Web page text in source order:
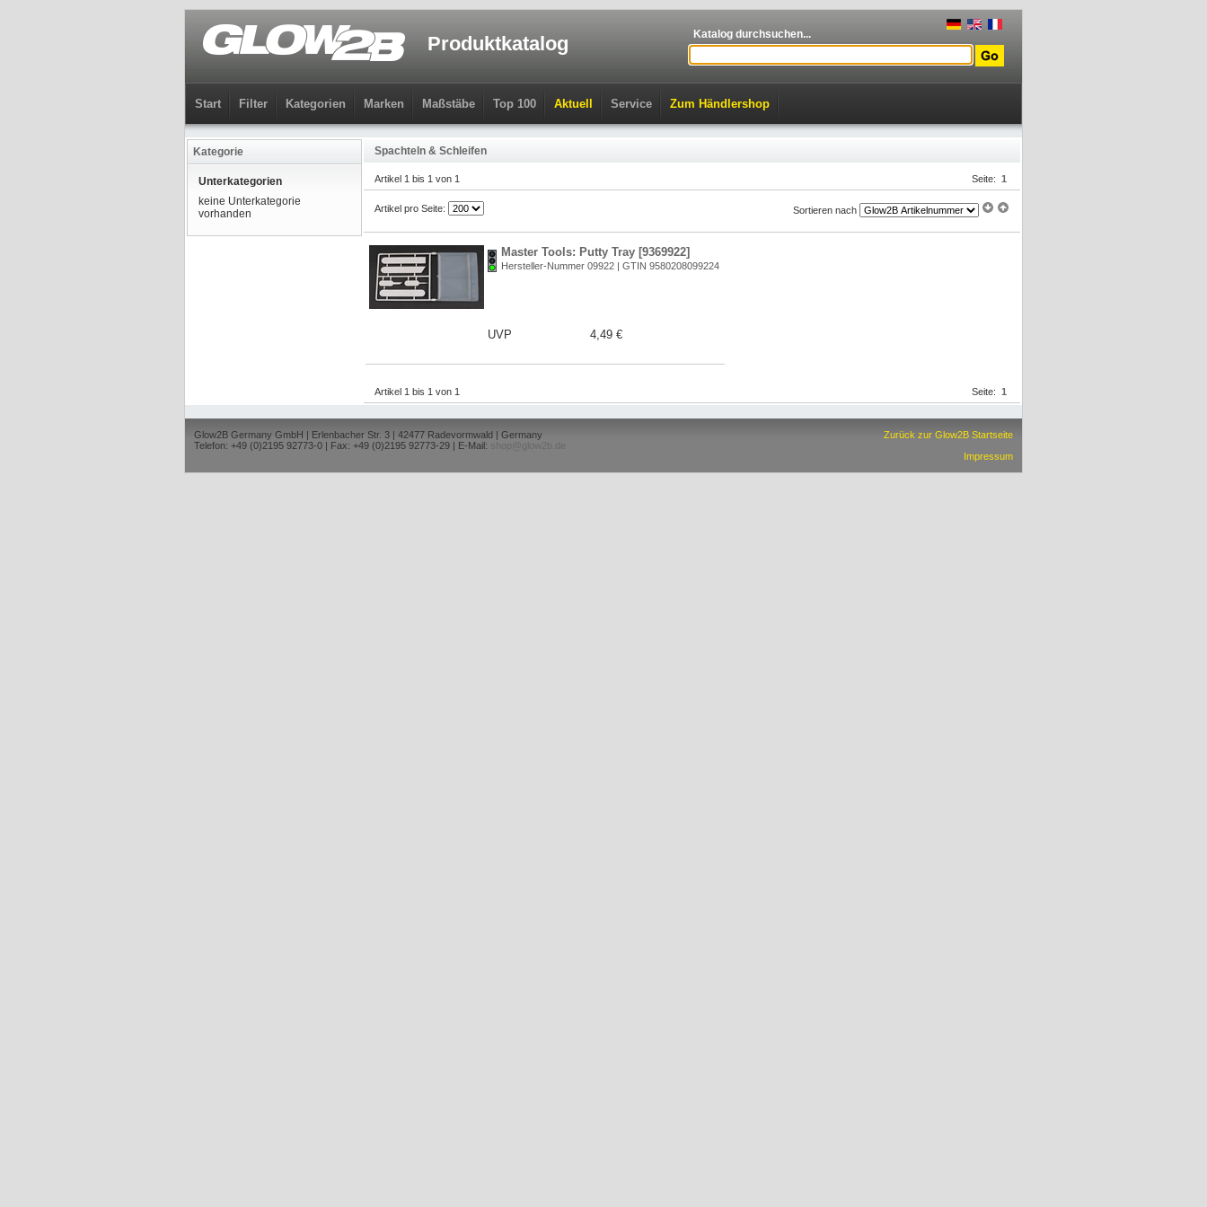
Produktkatalog Katalog durchsuchen...
Start Filter Kategorien Marken Maßstäbe Top 100 Aktuell Service Zum Händlershop
Kategorie
Unterkategorien
keine Unterkategorie
vorhanden
Spachteln & Schleifen
Seite: 1
Artikel 1 bis 1 von 1
Sortieren nach
Artikel pro Seite:
Master Tools: Putty Tray [9369922]
Hersteller-Nummer 09922 | GTIN 9580208099224
UVP 4,49 €
Seite: 1
Artikel 1 bis 1 von 1
Glow2B Germany GmbH | Erlenbacher Str. 3 | 42477 Radevormwald | Germany
Telefon: +49 (0)2195 92773-0 | Fax: +49 (0)2195 92773-29 | E-Mail:
shop@glow2b.de
Zurück zur Glow2B Startseite
Impressum